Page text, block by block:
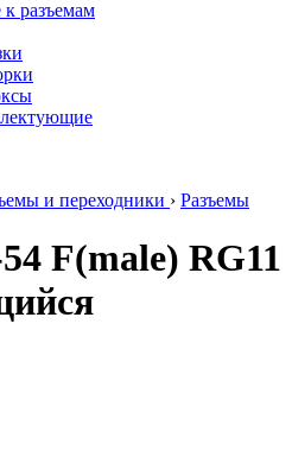
разъемам
и переходники › Разъемы
F(male) RG11